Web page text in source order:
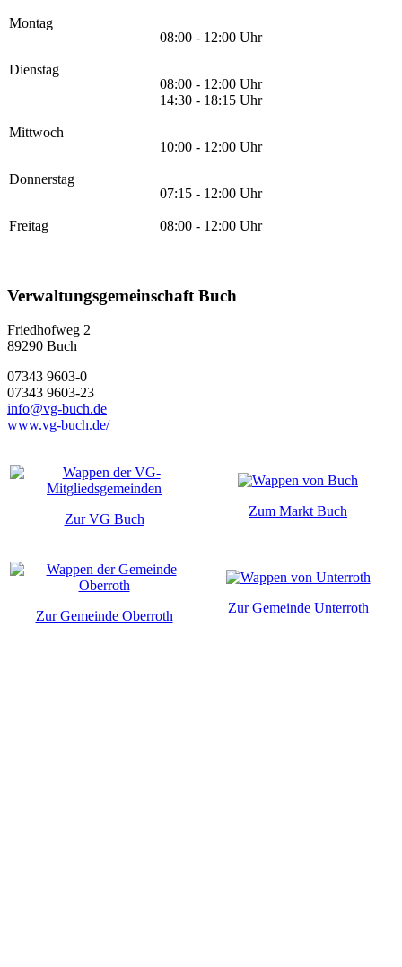
Montag
08:00 - 12:00 Uhr
Dienstag
08:00 - 12:00 Uhr
14:30 - 18:15 Uhr
Mittwoch
10:00 - 12:00 Uhr
Donnerstag
07:15 - 12:00 Uhr
Freitag 08:00 - 12:00 Uhr
Verwaltungsgemeinschaft Buch
Friedhofweg 2
89290 Buch
07343 9603-0
07343 9603-23
info@vg-buch.de
www.vg-buch.de/
Zur VG Buch
Zum Markt Buch
Zur Gemeinde Oberroth
Zur Gemeinde Unterroth